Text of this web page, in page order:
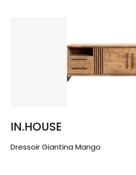
IN.HOUSE
Dressoir Giantina Mango